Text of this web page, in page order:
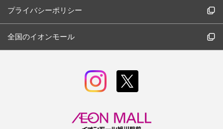
プライバシーポリシー
全国のイオンモール